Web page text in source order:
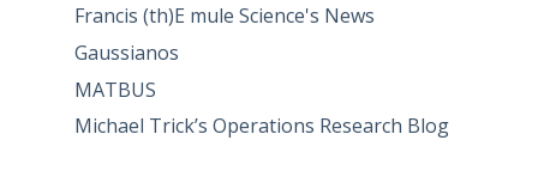
Francis (th)E mule Science's News
Gaussianos
MATBUS
Michael Trick’s Operations Research Blog